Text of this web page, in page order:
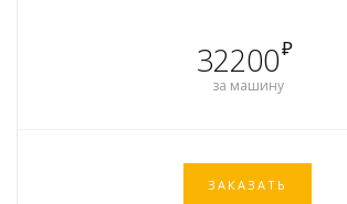
32200₽
за машину
ЗАКАЗАТЬ